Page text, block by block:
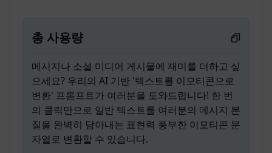
총 사용량
메시지나 소셜 미디어 게시물에 재미를 더하고 싶
으세요? 우리의 AI 기반 '텍스트를 이모티콘으로
변환' 프롬프트가 여러분을 도와드립니다! 한 번
의 클릭만으로 일반 텍스트를 여러분의 메시지 본
질을 완벽히 담아내는 표현력 풍부한 이모티콘 문
자열로 변환할 수 있습니다.